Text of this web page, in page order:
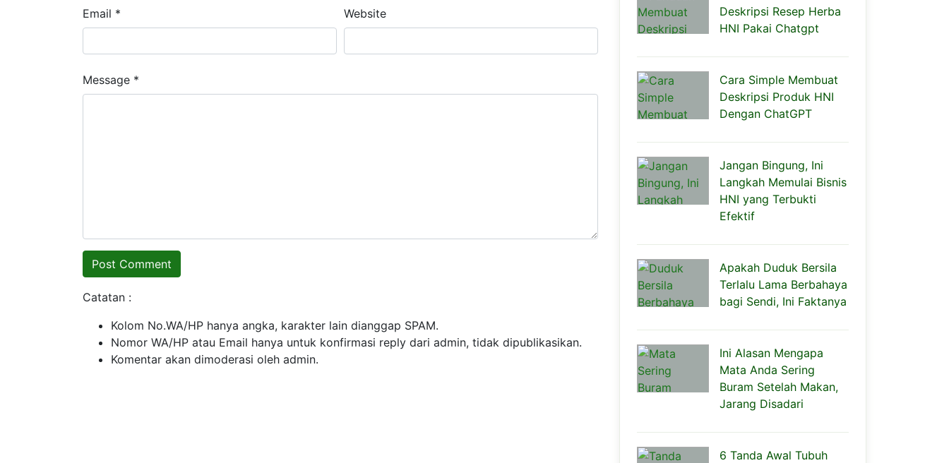
Email * Website
Message *
Catatan :
Kolom No.WA/HP hanya angka, karakter lain dianggap SPAM.
Nomor WA/HP atau Email hanya untuk konfirmasi reply dari admin, tidak dipublikasikan.
Komentar akan dimoderasi oleh admin.
Deskripsi Resep Herba
HNI Pakai Chatgpt
Cara Simple Membuat
Deskripsi Produk HNI
Dengan ChatGPT
Jangan Bingung, Ini
Langkah Memulai Bisnis
HNI yang Terbukti
Efektif
Apakah Duduk Bersila
Terlalu Lama Berbahaya
bagi Sendi, Ini Faktanya
Ini Alasan Mengapa
Mata Anda Sering
Buram Setelah Makan,
Jarang Disadari
6 Tanda Awal Tubuh